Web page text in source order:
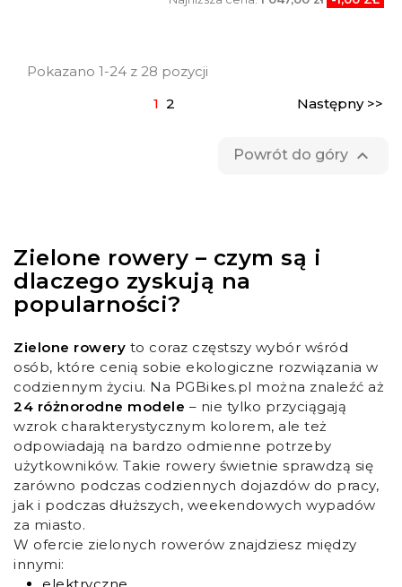
Pokazano 1-24 z 28 pozycji
1 2 Następny >>
Powrót do góry 
Zielone rowery – czym są i
dlaczego zyskują na
popularności?
Zielone rowery to coraz częstszy wybór wśród
osób, które cenią sobie ekologiczne rozwiązania w
codziennym życiu. Na PGBikes.pl można znaleźć aż
24 różnorodne modele – nie tylko przyciągają
wzrok charakterystycznym kolorem, ale też
odpowiadają na bardzo odmienne potrzeby
użytkowników. Takie rowery świetnie sprawdzą się
zarówno podczas codziennych dojazdów do pracy,
jak i podczas dłuższych, weekendowych wypadów
za miasto.
W ofercie zielonych rowerów znajdziesz między
innymi: